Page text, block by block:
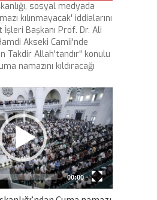
sosyal medyada
kılınmayacak' iddialarını
İşleri Başkanı Prof. Dr. Ali
Akseki Camii'nde
Takdir Allah'tandır" konulu
namazını kıldıracağı
00:00